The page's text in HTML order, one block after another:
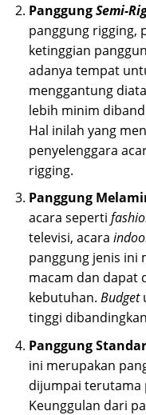
PanggungSemi-
panggung rigging,
ketinggian
adanya tempat
menggantung
lebih minim
Hal inilah yang
penyelenggara
rigging.
Panggung
acara seperti
televisi, acara
panggung jenis ini
macam dan dapat
kebutuhan. Budget
tinggi
Panggung
ini merupakan
dijumpai terutama
Keunggulan dari